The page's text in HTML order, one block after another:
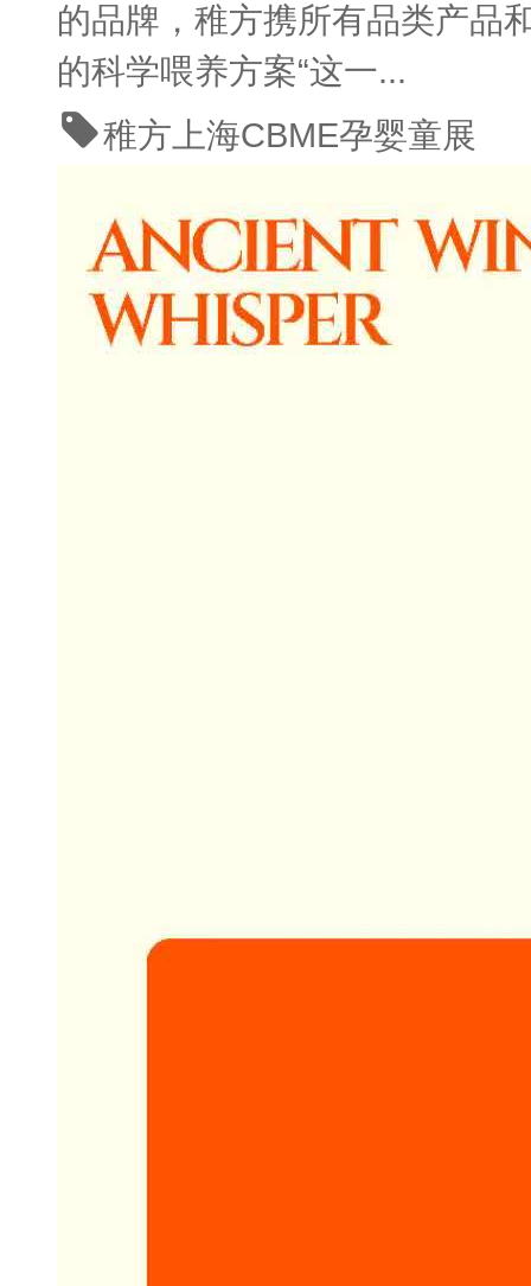
的品牌，稚方携所有品类产品
的科学喂养方案“这一...
稚方 上海CBME孕婴童展